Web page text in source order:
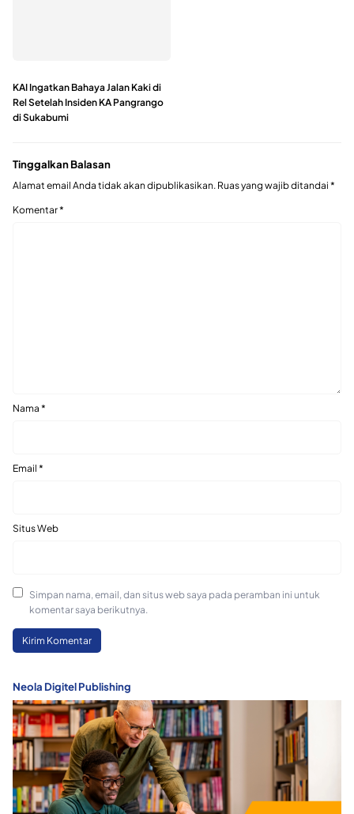
KAI Ingatkan Bahaya Jalan Kaki di
Rel Setelah Insiden KA Pangrango
di Sukabumi
Tinggalkan Balasan
Alamat email Anda tidak akan dipublikasikan. Ruas yang wajib ditandai *
Komentar*
Nama *
Email *
Situs Web
Simpan nama, email, dan situs web saya pada peramban ini untuk
komentar saya berikutnya.
Neola Digitel Publishing